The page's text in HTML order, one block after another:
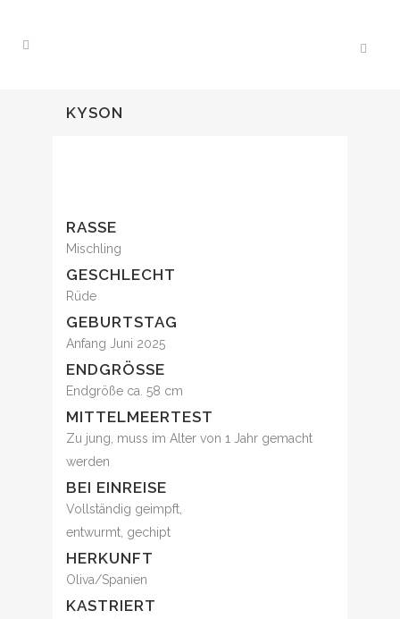
KYSON
RASSE
Mischling
GESCHLECHT
Rüde
GEBURTSTAG
Anfang Juni 2025
ENDGRÖSSE
Endgröße ca. 58 cm
MITTELMEERTEST
Zu jung, muss im Alter von 1 Jahr gemacht
werden
BEI EINREISE
Vollständig geimpft,
entwurmt, gechipt
HERKUNFT
Oliva/Spanien
KASTRIERT